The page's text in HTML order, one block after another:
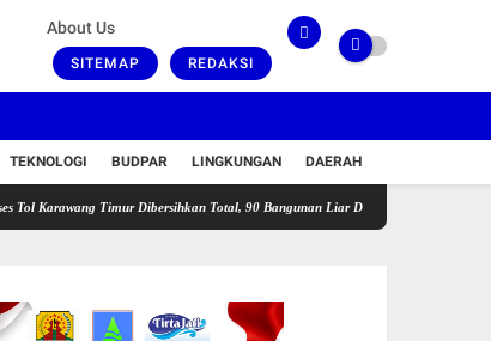
About Us
SITEMAP REDAKSI
TEKNOLOGI BUDPAR LINGKUNGAN DAERAH
Timur Dibersihkan Total, 90 Bangunan Liar Dibongkar dan PLN Diminta